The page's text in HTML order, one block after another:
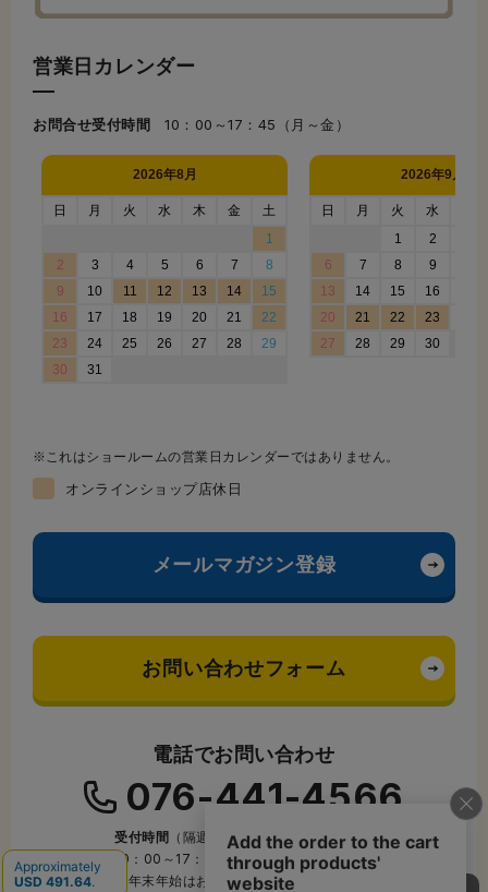
営業日カレンダー
お問合せ受付時間 10：00～17：45（月～金）
これはショールームの営業日カレンダーではありません。
オンラインショップ店休日
メールマガジン登録
お問い合わせフォーム
電話でお問い合わせ
076-441-4566
受付時間
（隔週土曜・日曜・祝日を除く）
10：00～17：45
※年末年始はお休みをいただきます。